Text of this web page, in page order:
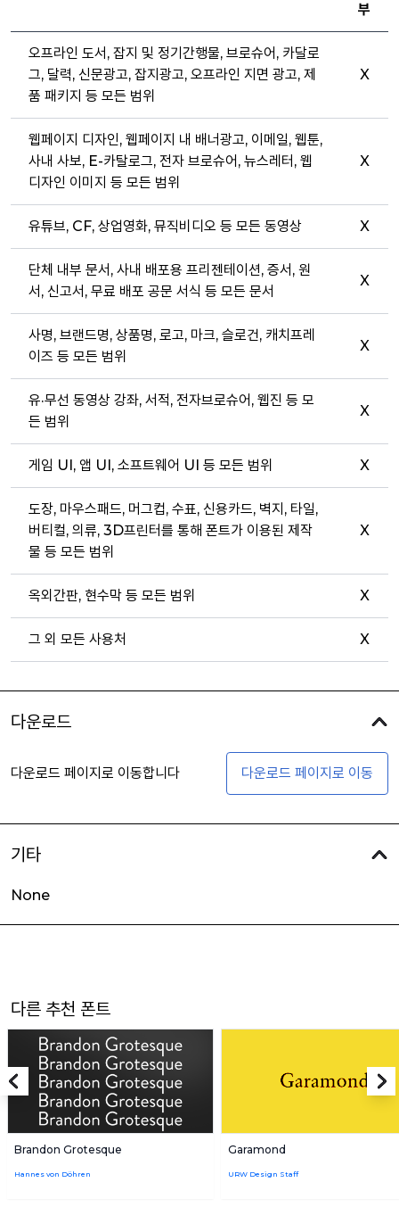
부
오프라인 도서, 잡지 및 정기간행물, 브로슈어, 카달로
그, 달력, 신문광고, 잡지광고, 오프라인 지면 광고, 제
품 패키지 등 모든 범위
X
웹페이지 디자인, 웹페이지 내 배너광고, 이메일, 웹툰,
사내 사보, E-카탈로그, 전자 브로슈어, 뉴스레터, 웹
디자인 이미지 등 모든 범위
X
유튜브, CF, 상업영화, 뮤직비디오 등 모든 동영상 X
단체 내부 문서, 사내 배포용 프리젠테이션, 증서, 원
서, 신고서, 무료 배포 공문 서식 등 모든 문서
X
사명, 브랜드명, 상품명, 로고, 마크, 슬로건, 캐치프레
이즈 등 모든 범위
X
유·무선 동영상 강좌, 서적, 전자브로슈어, 웹진 등 모
든 범위
X
게임 UI, 앱 UI, 소프트웨어 UI 등 모든 범위 X
도장, 마우스패드, 머그컵, 수표, 신용카드, 벽지, 타일,
버티컬, 의류, 3D프린터를 통해 폰트가 이용된 제작
물 등 모든 범위
X
옥외간판, 현수막 등 모든 범위 X
그 외 모든 사용처 X
다운로드
다운로드 페이지로 이동합니다 다운로드 페이지로 이동
기타
None
다른 추천 폰트
Brandon Grotesque
Hannes von Döhren
Garamond
URW Design Staff